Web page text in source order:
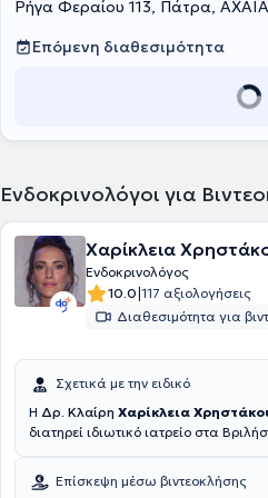
συνεχούς του κατάρτισης
στον κλάδο του. Τέλος, ο γιατρός
Ευρωπαϊκής Ενδοκρινολογικής
Αμερικανικής Ενδοκρινολογικής
Ρήγα Φεραίου 113, Πάτρα, ΑΧΑΪΑ
Επόμενη διαθεσιμότητα
Ενδοκρινολόγοι για
Χαρίκλεια
Ενδοκρινολόγος
10.0|117 αξιολογήσεις
Διαθεσιμότητα για
Σχετικά με την ειδικό
Η Δρ. Κλαίρη Χαρίκλεια
διατηρεί ιδιωτικό ιατρείο στα
Πανεπιστημίου Αθηνών
Ξεκίνησε
της σταδιοδρομία στο
Επίσκεψη μέσω βιντεοκλήσης